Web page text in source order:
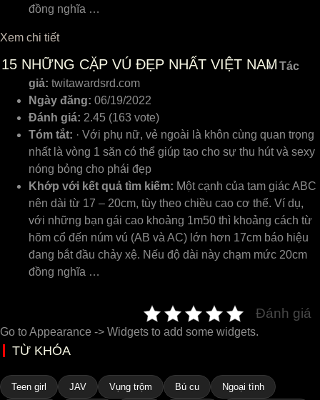
đồng nghĩa …
Xem chi tiết
15 NHỮNG CẶP VÚ ĐẸP NHẤT VIỆT NAM Tác
giả: twitawardsrd.com
Ngày đăng: 06/19/2022
Đánh giá: 2.45 (163 vote)
Tóm tắt: · Với phụ nữ, vẻ ngoài là khôn cùng quan trọng
nhất là vòng 1 săn có thể giúp tạo cho sự thu hút và sexy
nóng bỏng cho phái đẹp
Khớp với kết quả tìm kiếm: Một cạnh của tam giác ABC
nên dài từ 17 – 20cm, tùy theo chiều cao cơ thể. Ví dụ,
với những bạn gái cao khoảng 1m50 thì khoảng cách từ
hõm cổ đến núm vú (AB và AC) lớn hơn 17cm báo hiệu
đang bắt đầu chảy xệ. Nếu độ dài này chạm mức 20cm
đồng nghĩa …
Đánh giá
Go to Appearance -> Widgets to add some widgets.
TỪ KHÓA
Teen girl JAV Vụng trộm Bú cu Ngoại tình